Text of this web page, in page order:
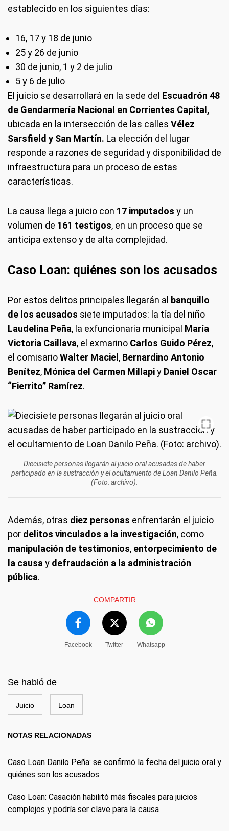
establecido en los siguientes días:
16, 17 y 18 de junio
25 y 26 de junio
30 de junio, 1 y 2 de julio
5 y 6 de julio
El juicio se desarrollará en la sede del Escuadrón 48
de Gendarmería Nacional en Corrientes Capital,
ubicada en la intersección de las calles Vélez
Sarsfield y San Martín. La elección del lugar
responde a razones de seguridad y disponibilidad de
infraestructura para un proceso de estas
características.
La causa llega a juicio con 17 imputados y un
volumen de 161 testigos, en un proceso que se
anticipa extenso y de alta complejidad.
Caso Loan: quiénes son los acusados
Por estos delitos principales llegarán al banquillo
de los acusados siete imputados: la tía del niño
Laudelina Peña, la exfuncionaria municipal María
Victoria Caillava, el exmarino Carlos Guido Pérez,
el comisarioWalter Maciel, Bernardino Antonio
Benítez, Mónica del Carmen Millapiy Daniel Oscar
“Fierrito” Ramírez.
Diecisiete personas llegarán al juicio oral acusadas de haber
participado en la sustracción y el ocultamiento de Loan Danilo Peña.
(Foto: archivo).
Además, otras diez personas enfrentarán el juicio
por delitos vinculados a la investigación, como
manipulación de testimonios, entorpecimiento de
la causa y defraudación a la administración
pública.
COMPARTIR
Facebook Twitter Whatsapp
Se habló de
Juicio Loan
NOTAS RELACIONADAS
Caso Loan Danilo Peña: se confirmó la fecha del juicio oral y
quiénes son los acusados
Caso Loan: Casación habilitó más fiscales para juicios
complejos y podría ser clave para la causa